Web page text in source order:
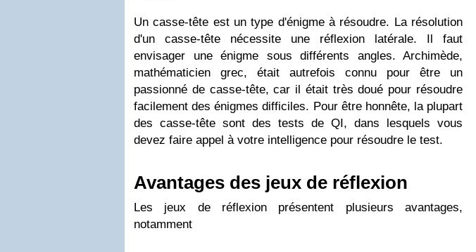
Un casse-tête est un type d'énigme à résoudre. La résolution
d'un casse-tête nécessite une réflexion latérale. Il faut
envisager une énigme sous différents angles. Archimède,
mathématicien grec, était autrefois connu pour être un
passionné de casse-tête, car il était très doué pour résoudre
facilement des énigmes difficiles. Pour être honnête, la plupart
des casse-tête sont des tests de QI, dans lesquels vous
devez faire appel à votre intelligence pour résoudre le test.
Avantages des jeux de réflexion
Les jeux de réflexion présentent plusieurs avantages,
notamment